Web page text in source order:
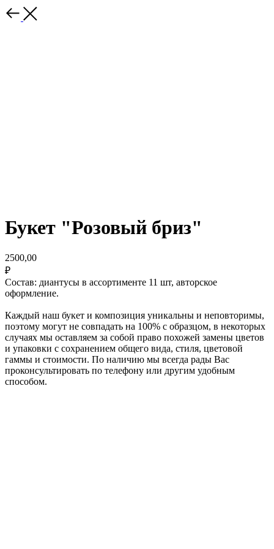
Букет "Розовый бриз"
2500,00
₽
Состав: диантусы в ассортименте 11 шт, авторское
оформление.
Каждый наш букет и композиция уникальны и неповторимы,
поэтому могут не совпадать на 100% с образцом, в некоторых
случаях мы оставляем за собой право похожей замены цветов
и упаковки с сохранением общего вида, стиля, цветовой
гаммы и стоимости. По наличию мы всегда рады Вас
проконсультировать по телефону или другим удобным
способом.